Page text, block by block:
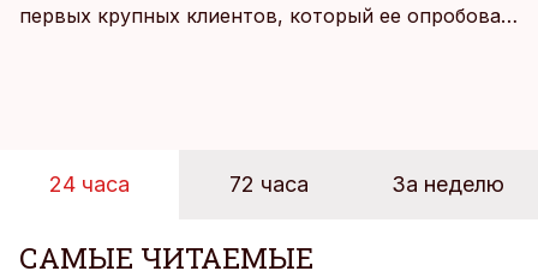
первых крупных клиентов, который ее опробовал,
24 часа 72 часа За неделю
САМЫЕ ЧИТАЕМЫЕ